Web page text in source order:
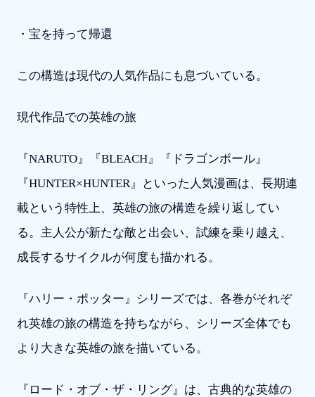
・宝を持って帰還
この構造は現代の人気作品にも息づいている。
現代作品での英雄の旅
『NARUTO』『BLEACH』『ドラゴンボール』
『HUNTER×HUNTER』といった人気漫画は、長期連
載という特性上、英雄の旅の構造を繰り返してい
る。主人公が新たな敵と出会い、試練を乗り越え、
成長するサイクルが何度も描かれる。
『ハリー・ポッター』シリーズでは、各巻がそれぞ
れ英雄の旅の構造を持ちながら、シリーズ全体でも
より大きな英雄の旅を描いている。
『ロード・オブ・ザ・リング』は、古典的な英雄の